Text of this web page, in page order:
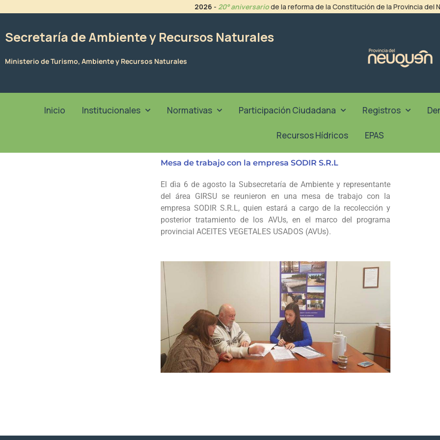
2026 - 20° aniversariode la reforma de la Constitución de la Provincia del
Secretaría de Ambiente y Recursos Naturales
Ministerio de Turismo, Ambiente y Recursos Naturales
Inicio Institucionales Normativas Participación Ciudadana Registros
Recursos Hídricos EPAS
Mesa de trabajo con la empresa SODIR S.R.L
El dìa 6 de agosto la Subsecretaría de Ambiente y representante
del área GIRSU se reunieron en una mesa de trabajo con la
empresa SODIR S.R.L, quien estará a cargo de la recolección y
posterior tratamiento de los AVUs, en el marco del programa
provincial ACEITES VEGETALES USADOS (AVUs).